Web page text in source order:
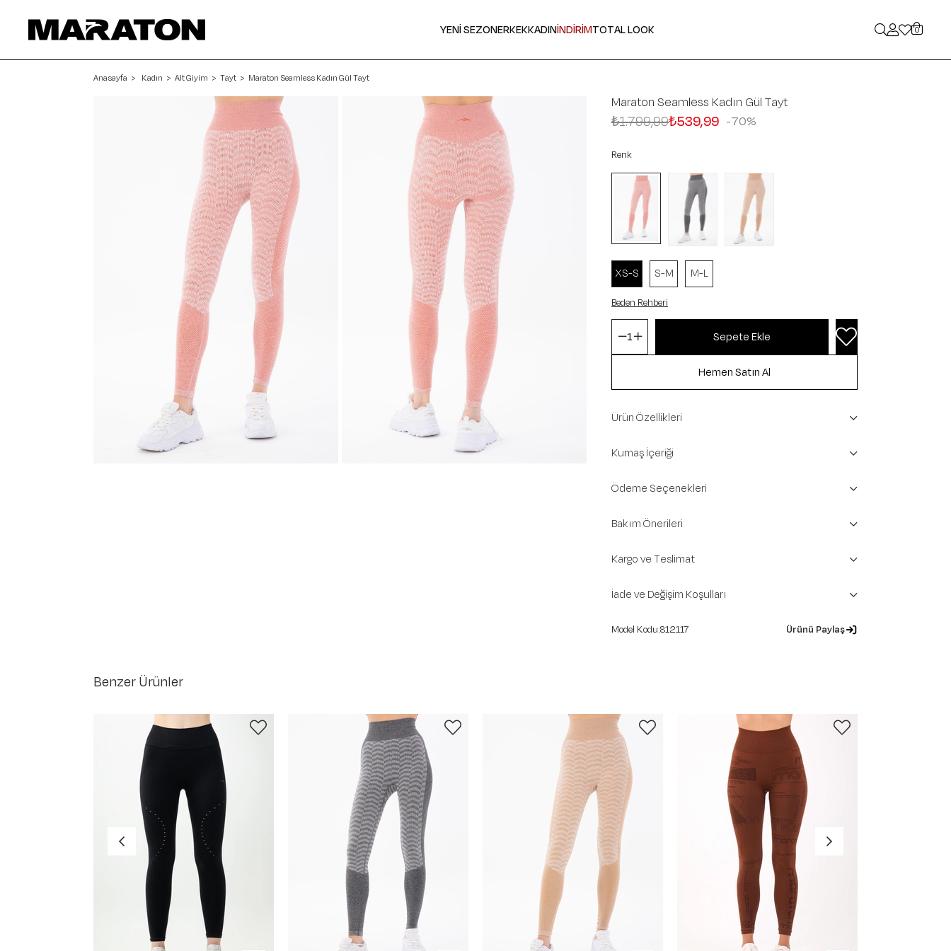
YENİ SEZONERKEKKADINİNDİRİMTOTAL LOOK 0
Anasayfa Kadın Alt Giyim Tayt Maraton Seamless Kadın Gül Tayt
Maraton Seamless Kadın Gül Tayt
70
₺1.799,99₺539,99
Renk
XS-S S-M M-L
Beden Rehberi
Ürün Özellikleri
Kumaş İçeriği
Ödeme Seçenekleri
Bakım Önerileri
Kargo ve Teslimat
İade ve Değişim Koşulları
812117 Ürünü Paylaş
Benzer Ürünler